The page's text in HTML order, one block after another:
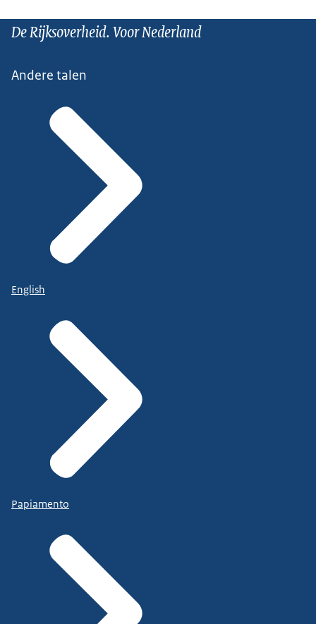
De Rijksoverheid. Voor Nederland
Andere talen
English
Papiamento